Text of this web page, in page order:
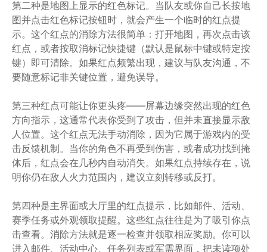
第二种是地图上显示的红色标记。当队友或你自己长按地
图并点击红色标记按钮时，就会产生一个临时的红点提
示。这个红点的消除方法很简单：打开地图，再次点击该
红点，或者按取消标记快捷键（默认是鼠标中键或特定按
键）即可清除。如果红点频繁出现，建议与队友沟通，不
要随意标记非关键位置，避免误导。
第三种红点可能让你更头疼——屏幕边缘突然出现的红色
方向指示，这通常代表你受到了攻击，但并未直接显示敌
人位置。这个红点无法手动消除，因为它属于游戏内的受
击反馈机制。当你的角色不再受到伤害，或者成功找到掩
体后，红点会在几秒内自动消失。如果红点持续存在，说
明你仍在敌人火力范围内，建议立刻转移或反打。
第四种是主界面或大厅里的红点提示，比如邮件、活动、
赛季任务或外观领取提醒。这些红点往往是为了吸引你点
击查看。消除方法就是逐一检查并领取相应奖励。你可以
进入邮件、活动中心、任务列表或军需界面，把未读项处